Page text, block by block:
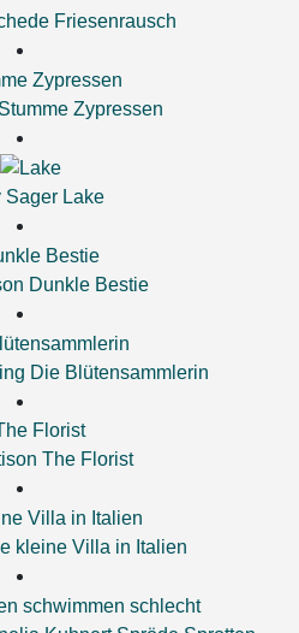
Friesenrausch
Stumme Zypressen
Sager Lake
Dunkle Bestie
Die Blütensammlerin
The Florist
kleine Villa in Italien